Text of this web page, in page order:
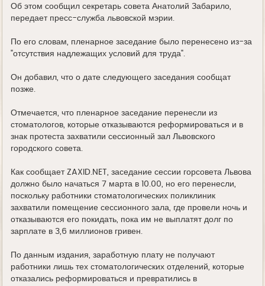
Об этом сообщил секретарь совета Анатолий Забарило,
передает пресс-служба львовской мэрии.
По его словам, пленарное заседание было перенесено из-за
"отсутствия надлежащих условий для труда".
Он добавил, что о дате следующего заседания сообщат
позже.
Отмечается, что пленарное заседание перенесли из
стоматологов, которые отказываются реформироваться и в
знак протеста захватили сессионный зал Львовского
городского совета.
Как сообщает ZAXID.NET, заседание сессии горсовета Львова
должно было начаться 7 марта в 10.00, но его перенесли,
поскольку работники стоматологических поликлиник
захватили помещение сессионного зала, где провели ночь и
отказываются его покидать, пока им не выплатят долг по
зарплате в 3,6 миллионов гривен.
По данным издания, заработную плату не получают
работники лишь тех стоматологических отделений, которые
отказались реформироваться и превратились в